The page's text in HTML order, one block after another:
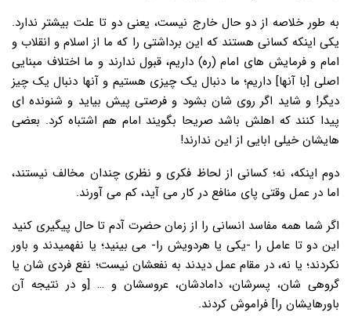
به طور خلاصه از دو حال خارج نیست، یعنی دو تا علت بیشتر ندارد.
یکی اینکه کسانی هستند که این برداشتی را که ما از اسلام و انقلاب و
امام و فرمایش های امام (ره) داریم، قبول ندارند و ما اختلاف مبنایی
اصلی [با آنها] داریم؛ ما دنبال یک چیزی هستیم و آنها دنبال یک چیز
دیگر! و شاید اگر روی شان بشود و فرصتی پیش بیاید و شنونده ای
پیدا کنند که اهلش باشد صریحا بگویند امام هم اشتباه کرد. بعضی
هایشان خیلی ابایی از این ندارند!
دوم اینکه، نه؛ کسانی از لحاظ فکری و نظری چندان مخالف نیستند،
اما در عمل وقتی پای منافع در کار می آید، کم می آورند.
اگر شما همه مفاسد انسانی را از زمان حضرت آدم تا حال پیگیری کنید
این دو تا عامل را -یکی یا هردویش را- می بینید؛ یا نفهمیدند و باور
نکردند؛ یا نه، در مقام عمل دیدند به نفعشان نیست؛ نفع فردی شان یا
گروهی شان، پسرشان، دامادشان، عروسشان و … [و در نتیجه آن
باورهایشان را] فراموش کردند.